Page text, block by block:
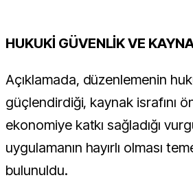
HUKUKİ GÜVENLİK VE
Açıklamada, düzenlemenin
güçlendirdiği, kaynak israfını
ekonomiye katkı sağladığı
uygulamanın hayırlı olması
bulunuldu.